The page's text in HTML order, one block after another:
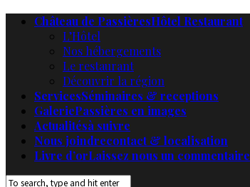
Château de PassièresHôtel Restaurant
L’Hôtel
Nos hébergements
Le restaurant
Découvrir la région
ServicesSéminaires & receptions
GaleriePassières en images
Actualitésà suivre
Nous joindrecontact & localisation
Livre d’orLaissez nous un commentaire